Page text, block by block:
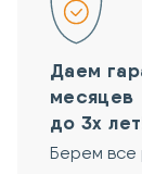
Даем
месяцев
до 3х
Берем все